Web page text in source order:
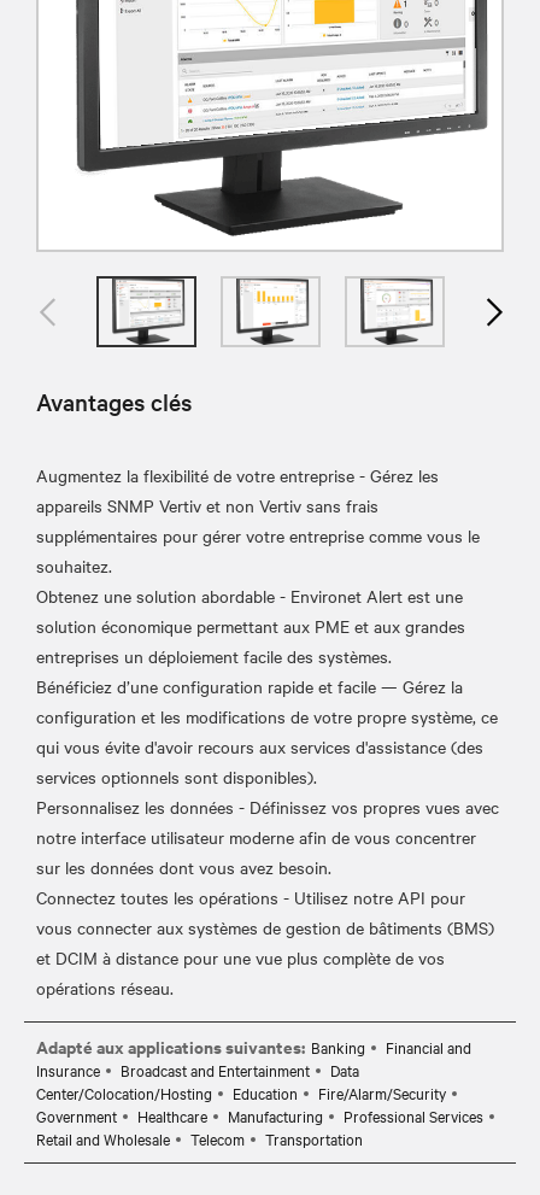
Avantages clés
Augmentez la flexibilité de votre entreprise - Gérez les
appareils SNMP Vertiv et non Vertiv sans frais
supplémentaires pour gérer votre entreprise comme vous le
souhaitez.
Obtenez une solution abordable - Environet Alert est une
solution économique permettant aux PME et aux grandes
entreprises un déploiement facile des systèmes.
Bénéficiez d’une configuration rapide et facile — Gérez la
configuration et les modifications de votre propre système, ce
qui vous évite d'avoir recours aux services d'assistance (des
services optionnels sont disponibles).
Personnalisez les données - Définissez vos propres vues avec
notre interface utilisateur moderne afin de vous concentrer
sur les données dont vous avez besoin.
Connectez toutes les opérations - Utilisez notre API pour
vous connecter aux systèmes de gestion de bâtiments (BMS)
et DCIM à distance pour une vue plus complète de vos
Adapté aux applications suivantes: Banking
Financial and
Insurance
Broadcast and Entertainment
Data
Center/Colocation/Hosting
Education
Fire/Alarm/Security
Government
Healthcare Manufacturing
Professional Services
Retail and Wholesale
Telecom Transportation